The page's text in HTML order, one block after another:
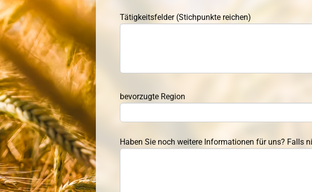
Tätigkeitsfelder (Stichpunkte reichen)
bevorzugte Region
Haben Sie noch weitere Informationen für uns? Falls